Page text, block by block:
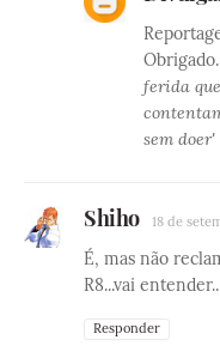
ferida
sem doer'
Shiho 18 de
É, mas não
R8...vai
Responder